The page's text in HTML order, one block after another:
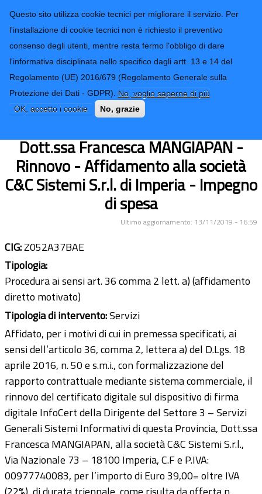
Questo sito utilizza cookie tecnici per migliorare il servizio. Per
l'installazione di cookie tecnici non è richiesto il preventivo
consenso degli utenti, mentre resta fermo l'obbligo di dare
l'informativa disciplinata nello specifico dagli artt. 13 e 14 del
Regolamento (UE) 2016/679 (Regolamento Generale sulla
Protezione dei Dati - GDPR). No, voglio saperne di più
OK, accetto i cookie
No, grazie
Provincia di
Imperia
CONTATTI-URP
TRASPARENZA
Form di ricerca
Firma digitale della Dirigente del
Settore 3 - Servizi Generali Sistemi
Dott.ssa Francesca MANGIAPAN -
Rinnovo - Affidamento alla società
C&C Sistemi S.r.l. di Imperia - Impegno
di spesa
Ultimo aggiornamento: 13/11/2019 - 16:59
CIG:Z052A37BAE
Tipologia:
Procedura ai sensi art. 36 comma 2 lett. a) (affidamento
diretto motivato)
Tipologia di intervento:Servizi
Affidato, per i motivi di cui in premessa specificati, ai
sensi dell’articolo 36, comma 2, lettera a) del D.Lgs. 18
aprile 2016, n. 50 e s.m.i., con formalizzazione del
rapporto contrattuale mediante sistema commerciale, il
rinnovo del certificato digitale sul dispositivo di firma
digitale InfoCert della Dirigente del Settore 3 – Servizi
Generali Sistemi Informativi di questa Provincia, Dott.ssa
Francesca MANGIAPAN, alla società C&C Sistemi S.r.l.,
Via Nazionale 73 – 18100 Imperia, C.F e P.IVA:
00977740083, per l’importo di Euro 39,00= oltre IVA